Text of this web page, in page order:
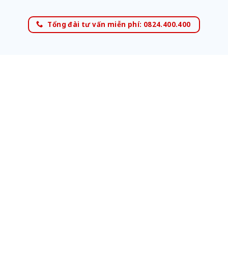
Tổng đài tư vấn miễn phí: 0824.400.400